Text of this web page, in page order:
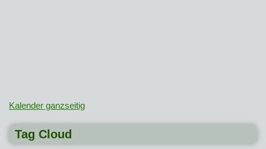
Kalender ganzseitig
Tag Cloud